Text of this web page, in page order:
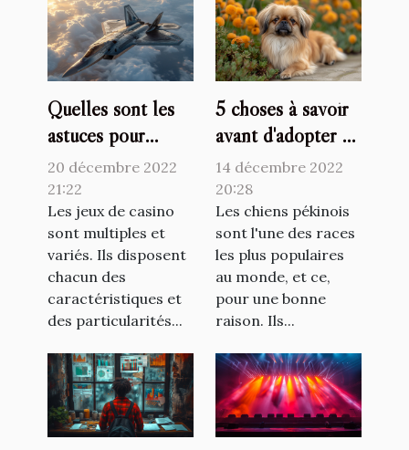
Quelles sont les
astuces pour
mieux jouer au
jetX ?
20 décembre 2022
21:22
Les jeux de casino
sont multiples et
variés. Ils disposent
chacun des
caractéristiques et
des particularités...
5 choses à savoir
avant d'adopter un
chien pékinois
14 décembre 2022
20:28
Les chiens pékinois
sont l'une des races
les plus populaires
au monde, et ce,
pour une bonne
raison. Ils...